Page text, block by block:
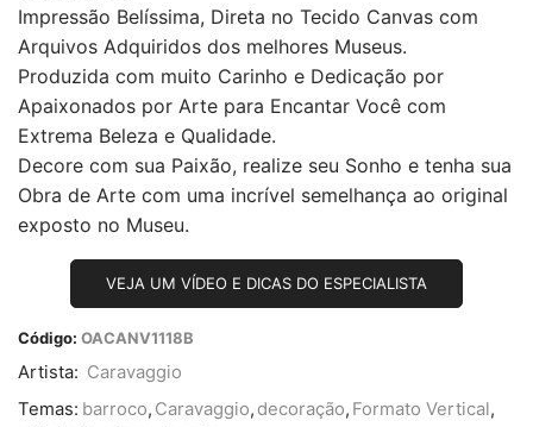
Impressão Belíssima, Direta no Tecido Canvas com
Arquivos Adquiridos dos melhores Museus.
Produzida com muito Carinho e Dedicação por
Apaixonados por Arte para Encantar Você com
Extrema Beleza e Qualidade.
Decore com sua Paixão, realize seu Sonho e tenha sua
Obra de Arte com uma incrível semelhança ao original
exposto no Museu.
VEJA UM VÍDEO E DICAS DO ESPECIALISTA
Código: OACANV1118B
Artista: Caravaggio
Temas: barroco, Caravaggio, decoração, Formato Vertical,